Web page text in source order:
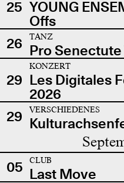
25 YOUNG
Offs
26
TANZ
Pro
29
KONZERT
Les Digitales
2026
29 VERSCHIEDENES
05 CLUB
Last Move